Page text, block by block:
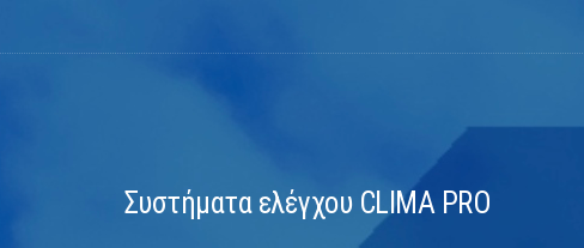
Συστήματα ελέγχου CLIMA PRO